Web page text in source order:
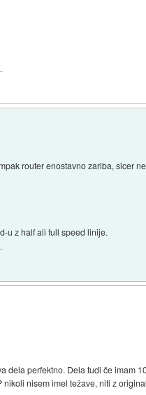
router enostavno zariba, sicer
u z half ali full speed linije.
perfektno. Dela tudi če imam
nisem imel težave, niti z